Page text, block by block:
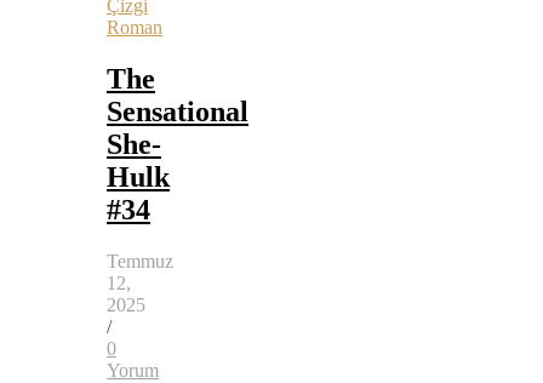
Çizgi
Roman
The
Sensational
She-
Hulk
#34
Temmuz
12,
2025
/
0
Yorum